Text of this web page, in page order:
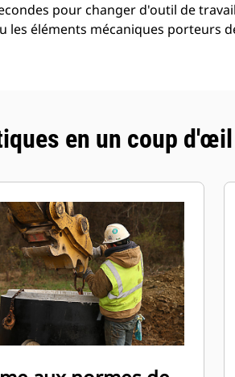
pour changer d'outil de
les éléments mécaniques porteurs
en un coup d'œil